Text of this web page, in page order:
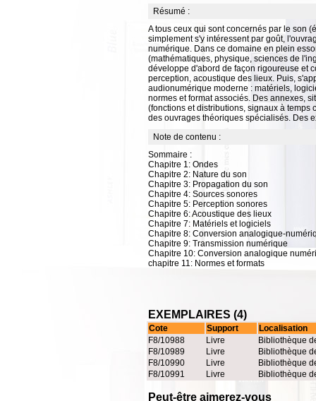
Résumé :
A tous ceux qui sont concernés par le son
simplement s'y intéressent par goût,
numérique. Dans ce domaine en plein
(mathématiques, physique, sciences de
développe d'abord de façon rigoureuse et
perception, acoustique des lieux. Puis,
audionumérique moderne : matériels,
normes et format associés. Des annexes,
(fonctions et distributions, signaux à
des ouvrages théoriques spécialisés. Des
Note de contenu :
Sommaire :
Chapitre 1: Ondes
Chapitre 2: Nature du son
Chapitre 3: Propagation du son
Chapitre 4: Sources sonores
Chapitre 5: Perception sonores
Chapitre 6: Acoustique des lieux
Chapitre 7: Matériels et logiciels
Chapitre 8: Conversion analogique-
Chapitre 9: Transmission numérique
Chapitre 10: Conversion analogique
chapitre 11: Normes et formats
EXEMPLAIRES (4)
Cote Support
Localisation
F8/10988
Livre
Bibliothèque
F8/10989
Livre
Bibliothèque
F8/10990
Livre
Bibliothèque
F8/10991
Livre Bibliothèque
Peut-être aimerez-vous